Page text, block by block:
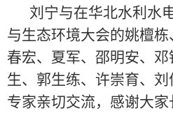
刘宁与在华北水利水
与生态环境大会的姚檀
春宏、夏军、邵明安、
生、郭生练、许崇育、
专家亲切交流，感谢大